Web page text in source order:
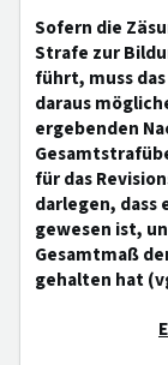
Sofern die
Strafe zur
führt, muss
daraus
ergebenden
für das
darlegen, dass
gewesen ist,
Gesamtmaß
gehalten hat